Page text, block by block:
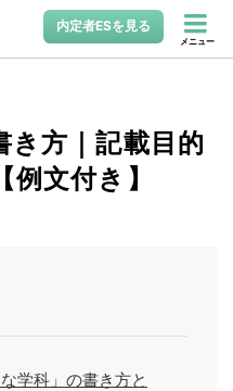
内定者ESを見る
メニュー
き方｜記載目的
文付き】
学科」の書き方と